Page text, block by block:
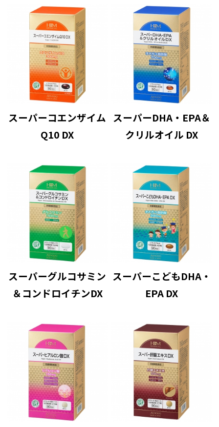
スーパーコエンザイム
Q10 DX
スーパーDHA・EPA＆
クリルオイル DX
スーパーグルコサミン
＆コンドロイチンDX
スーパーこどもDHA・
EPA DX